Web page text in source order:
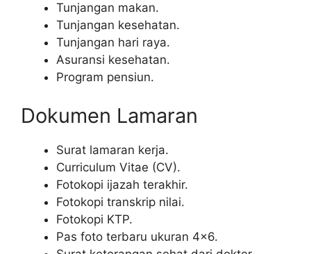
Tunjangan makan.
Tunjangan kesehatan.
Tunjangan hari raya.
Asuransi kesehatan.
Program pensiun.
Dokumen Lamaran
Surat lamaran kerja.
Curriculum Vitae (CV).
Fotokopi ijazah terakhir.
Fotokopi transkrip nilai.
Fotokopi KTP.
Pas foto terbaru ukuran 4×6.